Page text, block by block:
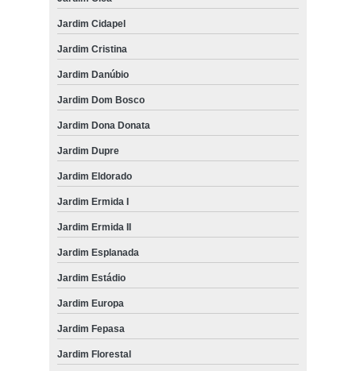
Jardim Cidapel
Jardim Cristina
Jardim Danúbio
Jardim Dom Bosco
Jardim Dona Donata
Jardim Dupre
Jardim Eldorado
Jardim Ermida I
Jardim Ermida II
Jardim Esplanada
Jardim Estádio
Jardim Europa
Jardim Fepasa
Jardim Florestal